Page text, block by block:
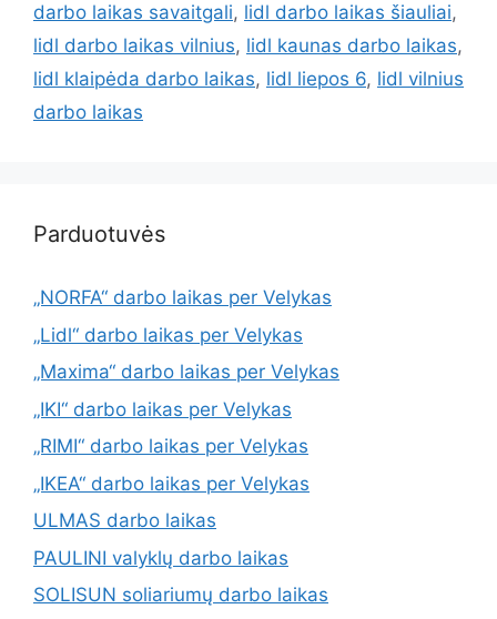
darbo laikas savaitgali, lidl darbo laikas šiauliai,
lidl darbo laikas vilnius, lidl kaunas darbo laikas,
lidl klaipėda darbo laikas, lidl liepos 6, lidl vilnius
darbo laikas
Parduotuvės
„NORFA“ darbo laikas per Velykas
„Lidl“ darbo laikas per Velykas
„Maxima“ darbo laikas per Velykas
„IKI“ darbo laikas per Velykas
„RIMI“ darbo laikas per Velykas
„IKEA“ darbo laikas per Velykas
ULMAS darbo laikas
PAULINI valyklų darbo laikas
SOLISUN soliariumų darbo laikas